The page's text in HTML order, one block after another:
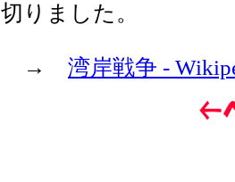
切りました。
→ 湾岸戦争 -